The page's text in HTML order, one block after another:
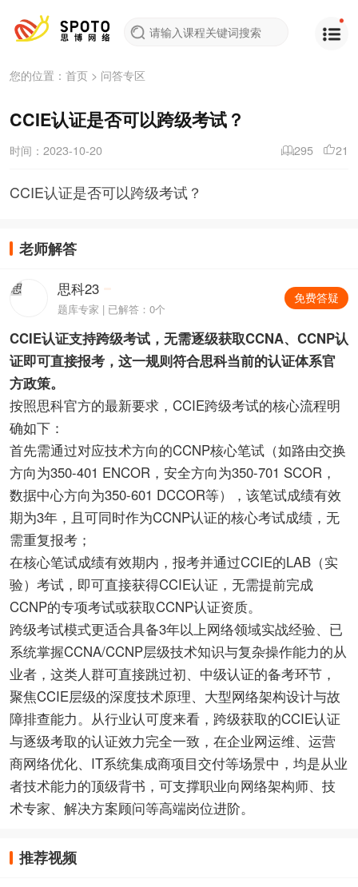
您的位置： 首页> 问答专区
CCIE认证是否可以跨级考试？
时间：2023-10-20 295 21
CCIE认证是否可以跨级考试？
老师解答
思 思科23
题库专家 | 已解答：0个
免费答疑
CCIE认证支持跨级考试，无需逐级获取CCNA、CCNP认
证即可直接报考，这一规则符合思科当前的认证体系官
方政策。
按照思科官方的最新要求，CCIE跨级考试的核心流程明
确如下：
首先需通过对应技术方向的CCNP核心笔试（如路由交换
方向为350-401 ENCOR，安全方向为350-701 SCOR，
数据中心方向为350-601 DCCOR等），该笔试成绩有效
期为3年，且可同时作为CCNP认证的核心考试成绩，无
需重复报考；
在核心笔试成绩有效期内，报考并通过CCIE的LAB（实
验）考试，即可直接获得CCIE认证，无需提前完成
CCNP的专项考试或获取CCNP认证资质。
跨级考试模式更适合具备3年以上网络领域实战经验、已
系统掌握CCNA/CCNP层级技术知识与复杂操作能力的从
业者，这类人群可直接跳过初、中级认证的备考环节，
聚焦CCIE层级的深度技术原理、大型网络架构设计与故
障排查能力。从行业认可度来看，跨级获取的CCIE认证
与逐级考取的认证效力完全一致，在企业网运维、运营
商网络优化、IT系统集成商项目交付等场景中，均是从业
者技术能力的顶级背书，可支撑职业向网络架构师、技
术专家、解决方案顾问等高端岗位进阶。
推荐视频